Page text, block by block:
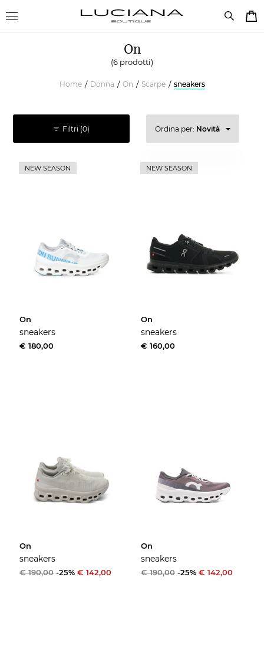
On
(6 prodotti)
Home / Donna / On / Scarpe / sneakers
Filtri (0) Ordina per: Novità
Prezzo crescente
NEW SEASON
On
sneakers
€ 180,00
NEW SEASON
On
sneakers
€ 160,00
On
sneakers
€ 190,00 -25% € 142,00
On
sneakers
€ 190,00 -25% € 142,00